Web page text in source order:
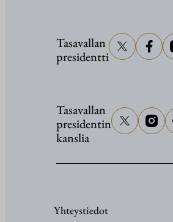
Tasavallan
presidentti
Tasavallan
presidentin
kanslia
Yhteystiedot